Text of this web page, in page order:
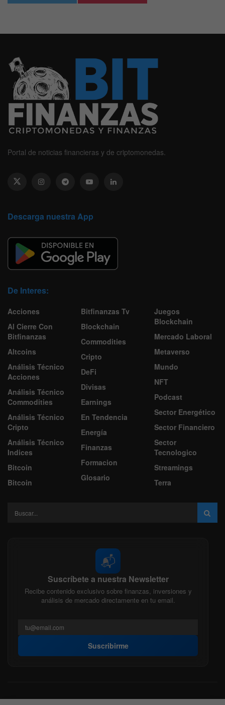
Portal de noticias financieras y de criptomonedas.
Descarga nuestra App
De Interes:
Acciones
Al Cierre Con
Bitfinanzas
Altcoins
Análisis Técnico
Acciones
Análisis Técnico
Commodities
Análisis Técnico
Cripto
Análisis Técnico
Indices
Bitcoin
Bitcoin
Bitfinanzas Tv
Blockchain
Commodities
Cripto
DeFi
Divisas
Earnings
En Tendencia
Energía
Finanzas
Formacion
Glosario
Juegos
Blockchain
Mercado Laboral
Metaverso
Mundo
NFT
Podcast
Sector Energético
Sector Financiero
Sector
Tecnologico
Streamings
Terra
📬
Suscríbete a nuestra Newsletter
Recibe contenido exclusivo sobre finanzas, inversiones y
análisis de mercado directamente en tu email.
Suscribirme